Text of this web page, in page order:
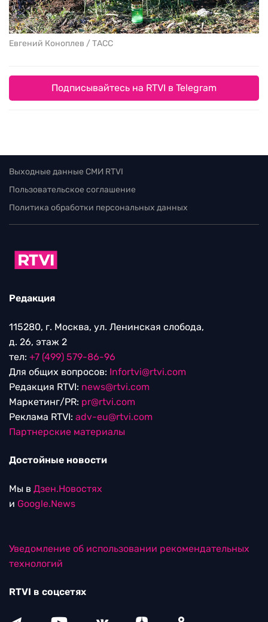
Евгений Коноплев / ТАСС
Подписывайтесь на RTVI в Telegram
Выходные данные СМИ RTVI
Пользовательское соглашение
Политика обработки персональных данных
Редакция
115280, г. Москва, ул. Ленинская слобода,
д. 26, этаж 2
тел: +7 (499) 579-86-96
Для общих вопросов: Infortvi@rtvi.com
Редакция RTVI: news@rtvi.com
Маркетинг/PR: pr@rtvi.com
Реклама RTVI: adv-eu@rtvi.com
Партнерские материалы
Достойные новости
Мы в Дзен.Новостях
и Google.News
Уведомление об использовании рекомендательных
технологий
RTVI в соцсетях